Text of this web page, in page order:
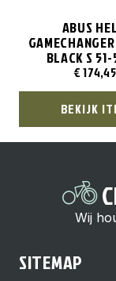
ABUS
BLACK S
€174,45
BEKIJK
Wij
SITEMAP